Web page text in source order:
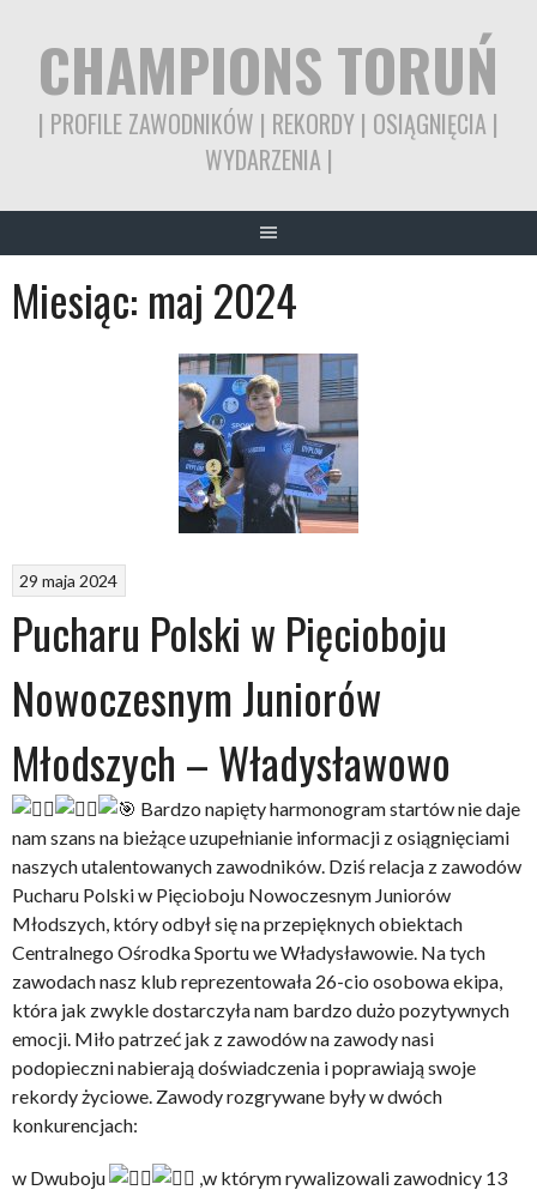
contentCHAMPIONS TORUŃ
| PROFILE ZAWODNIKÓW | REKORDY | OSIĄGNIĘCIA |
WYDARZENIA |
Miesiąc: maj 2024
29 maja 2024
Pucharu Polski w Pięcioboju
Nowoczesnym Juniorów
Młodszych – Władysławowo
Bardzo napięty harmonogram startów nie daje
nam szans na bieżące uzupełnianie informacji z osiągnięciami
naszych utalentowanych zawodników. Dziś relacja z zawodów
Pucharu Polski w Pięcioboju Nowoczesnym Juniorów
Młodszych, który odbył się na przepięknych obiektach
Centralnego Ośrodka Sportu we Władysławowie. Na tych
zawodach nasz klub reprezentowała 26-cio osobowa ekipa,
która jak zwykle dostarczyła nam bardzo dużo pozytywnych
emocji. Miło patrzeć jak z zawodówna zawody nasi
podopieczni nabierają doświadczenia i poprawiają swoje
rekordy życiowe. Zawody rozgrywane były w dwóch
konkurencjach:
w Dwuboju
,w którym rywalizowali zawodnicy 13